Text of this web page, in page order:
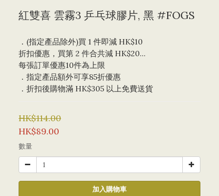
紅雙喜 雲霧3 乒乓球膠片, 黑 #FOGS
．(指定產品除外)買 1 件即減 HK$10
折扣優惠，買第 2 件合共減 HK$20...
每張訂單優惠10件為上限
．指定產品額外可享85折優惠
．折扣後購物滿 HK$305 以上免費送貨
HK$114.00
HK$89.00
數量
加入購物車